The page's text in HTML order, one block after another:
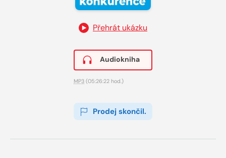
Přehrát ukázku
Audiokniha
MP3 (05:26:22 hod.)
Prodej skončil.